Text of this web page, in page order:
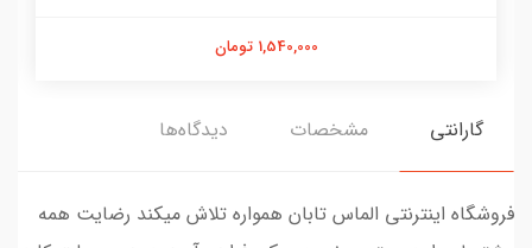
1,540,000 تومان
گارانتی مشخصات دیدگاه‌ها
فروشگاه اینترنتی الماس تابان همواره تلاش میکند رضایت همه